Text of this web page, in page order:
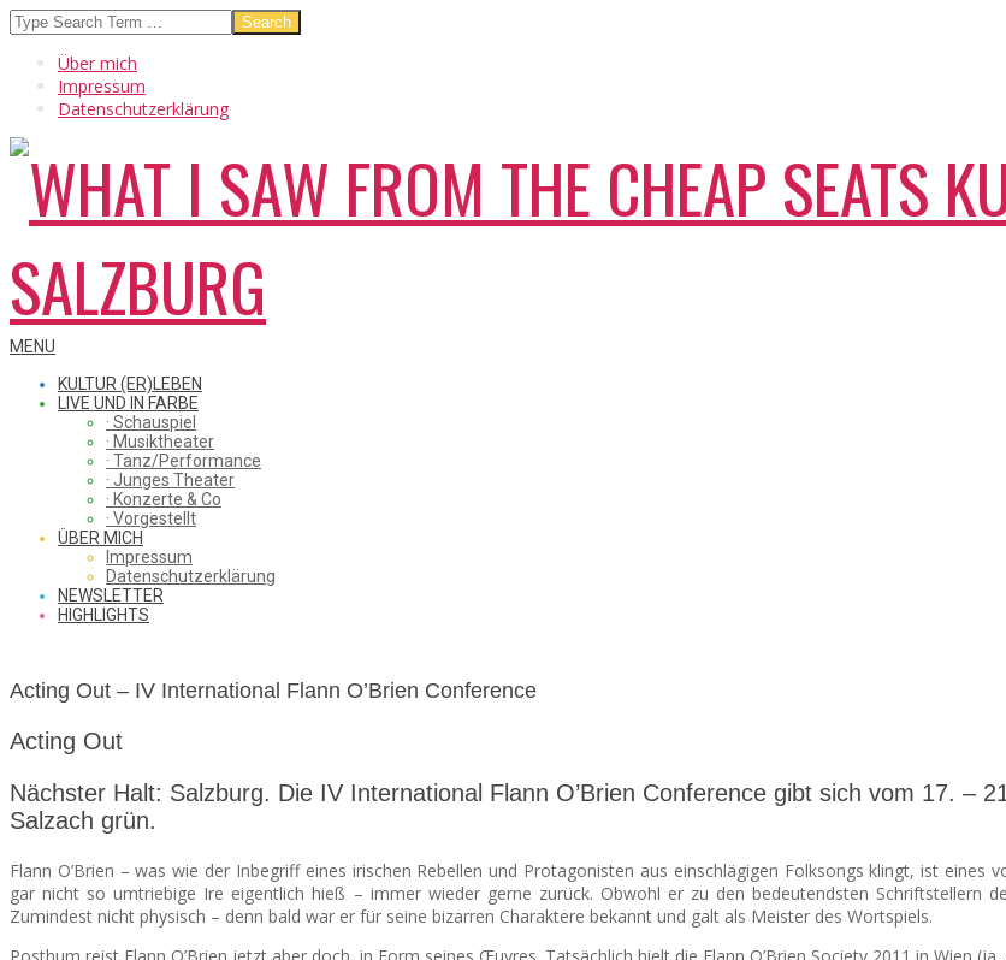
Skip
to
content
Search
Über mich
Impressum
Datenschutzerklärung
WHAT
SAW
FROM
THE
CHEAP
Secondary
Menu
MENU
KULTUR (ER)LEBEN
LIVE UND IN FARBE
· Schauspiel
· Musiktheater
· Tanz/Performance
· Junges Theater
· Konzerte & Co
· Vorgestellt
ÜBER MICH
Impressum
Datenschutzerklärung
NEWSLETTER
HIGHLIGHTS
Acting Out – IV International Flann O’Brien Conference
Acting Out
Nächster Halt: Salzburg. Die IV International Flann O’Brien Conference gibt sich vom 17. –
Salzach grün.
Flann O’Brien – was wie der Inbegriff eines irischen Rebellen und Protagonisten aus einschlägigen Folksongs klingt, ist eines
gar nicht so umtriebige Ire eigentlich hieß – immer wieder gerne zurück. Obwohl er zu den bedeutendsten Schriftstellern
Zumindest nicht physisch – denn bald war er für seine bizarren Charaktere bekannt und galt als Meister des Wortspiels.